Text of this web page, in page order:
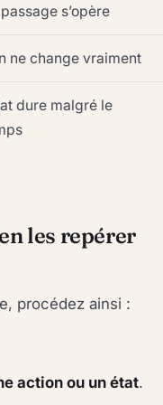
s’opère
ne change vraiment
dure malgré le
les repérer
procédez ainsi :
action ou un état.